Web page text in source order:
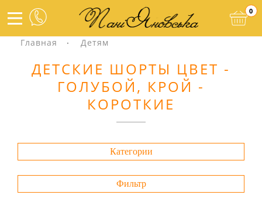
0
Главная Детям
ДЕТСКИЕ ШОРТЫ ЦВЕТ -
ГОЛУБОЙ, КРОЙ -
КОРОТКИЕ
Категории
Фильтр